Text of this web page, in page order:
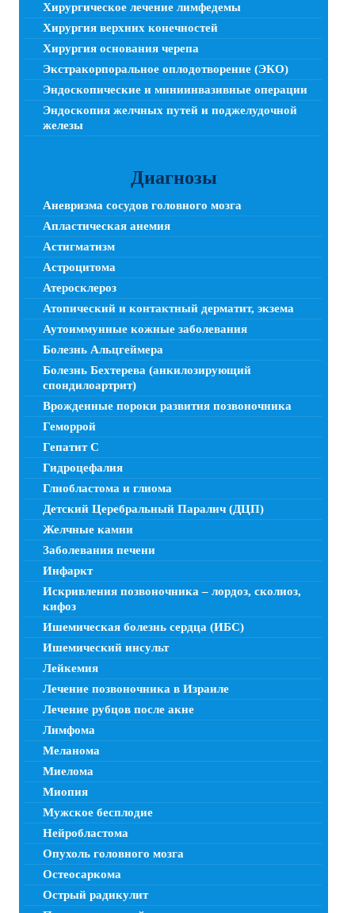
Хирургическое лечение лимфедемы
Хирургия верхних конечностей
Хирургия основания черепа
Экстракорпоральное оплодотворение (ЭКО)
Эндоскопические и миниинвазивные операции
Эндоскопия желчных путей и поджелудочной
железы
Диагнозы
Аневризма сосудов головного мозга
Апластическая анемия
Астигматизм
Астроцитома
Атеросклероз
Атопический и контактный дерматит, экзема
Аутоиммунные кожные заболевания
Болезнь Альцгеймера
Болезнь Бехтерева (анкилозирующий
спондилоартрит)
Врожденные пороки развития позвоночника
Геморрой
Гепатит C
Гидроцефалия
Глиобластома и глиома
Детский Церебральный Паралич (ДЦП)
Желчные камни
Заболевания печени
Инфаркт
Искривления позвоночника – лордоз, сколиоз,
кифоз
Ишемическая болезнь сердца (ИБС)
Ишемический инсульт
Лейкемия
Лечение позвоночника в Израиле
Лечение рубцов после акне
Лимфома
Меланома
Миелома
Миопия
Мужское бесплодие
Нейробластома
Опухоль головного мозга
Остеосаркома
Острый радикулит